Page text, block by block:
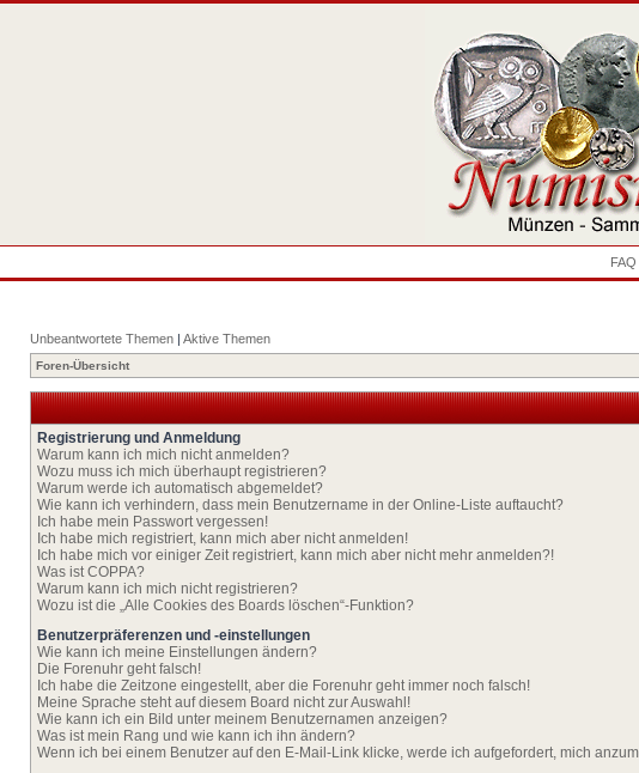
FAQ
Unbeantwortete Themen | Aktive Themen
Foren-Übersicht
Registrierung und Anmeldung
Warum kann ich mich nicht anmelden?
Wozu muss ich mich überhaupt registrieren?
Warum werde ich automatisch abgemeldet?
Wie kann ich verhindern, dass mein Benutzername in der Online-Liste auftaucht?
Ich habe mein Passwort vergessen!
Ich habe mich registriert, kann mich aber nicht anmelden!
Ich habe mich vor einiger Zeit registriert, kann mich aber nicht mehr anmelden?!
Was ist COPPA?
Warum kann ich mich nicht registrieren?
Wozu ist die „Alle Cookies des Boards löschen“-Funktion?
Benutzerpräferenzen und -einstellungen
Wie kann ich meine Einstellungen ändern?
Die Forenuhr geht falsch!
Ich habe die Zeitzone eingestellt, aber die Forenuhr geht immer noch falsch!
Meine Sprache steht auf diesem Board nicht zur Auswahl!
Wie kann ich ein Bild unter meinem Benutzernamen anzeigen?
Was ist mein Rang und wie kann ich ihn ändern?
Wenn ich bei einem Benutzer auf den E-Mail-Link klicke, werde ich aufgefordert, mich